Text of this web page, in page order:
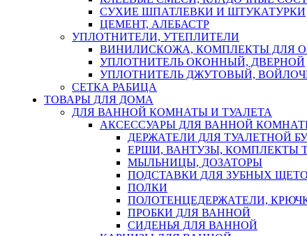
СУХИЕ ШПАТЛЕВКИ И ШТУКАТУРКИ
ЦЕМЕНТ, АЛЕБАСТР
УПЛОТНИТЕЛИ, УТЕПЛИТЕЛИ
ВИНИЛИСКОЖА, КОМПЛЕКТЫ ДЛЯ
УПЛОТНИТЕЛЬ ОКОННЫЙ, ДВЕРНОЙ
УПЛОТНИТЕЛЬ ДЖУТОВЫЙ,
СЕТКА РАБИЦА
ТОВАРЫ ДЛЯ ДОМА
ДЛЯ ВАННОЙ КОМНАТЫ И ТУАЛЕТА
АКСЕССУАРЫ ДЛЯ ВАННОЙ
ДЕРЖАТЕЛИ ДЛЯ ТУАЛЕТНОЙ
ЕРШИ, ВАНТУЗЫ, КОМПЛЕКТЫ
МЫЛЬНИЦЫ, ДОЗАТОРЫ
ПОДСТАВКИ ДЛЯ ЗУБНЫХ
ПОЛКИ
ПОЛОТЕНЦЕДЕРЖАТЕЛИ,
ПРОБКИ ДЛЯ ВАННОЙ
СИДЕНЬЯ ДЛЯ ВАННОЙ